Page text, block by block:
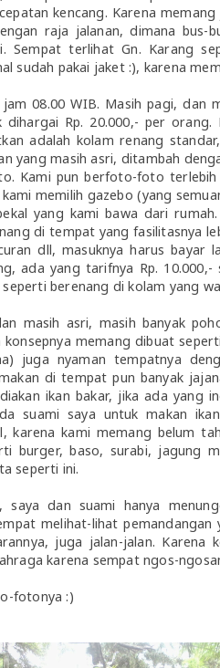
kencang. Karena
raja jalanan, dimana bus-
Sempat terlihat Gn. Karang
sudah pakai jaket :), karena
08.00 WIB. Masih pagi, dan
dihargai Rp. 20.000,- per
adalah kolam renang
yang masih asri, ditambah
Kami pun berfoto-foto terlebih
memilih gazebo (yang
yang kami bawa dari
di tempat yang fasilitasnya
dll, masuknya harus bayar
ada yang tarifnya Rp.
berenang di kolam yang
masih asri, masih banyak
memang dibuat
juga nyaman tempatnya
di tempat pun banyak
ikan bakar, jika ada yang
suami saya untuk makan
karena kami memang belum
burger, baso, surabi, jagung
seperti ini.
saya dan suami hanya
melihat-lihat pemandangan
juga jalan-jalan. Karena
karena sempat ngos-
fotonya :)